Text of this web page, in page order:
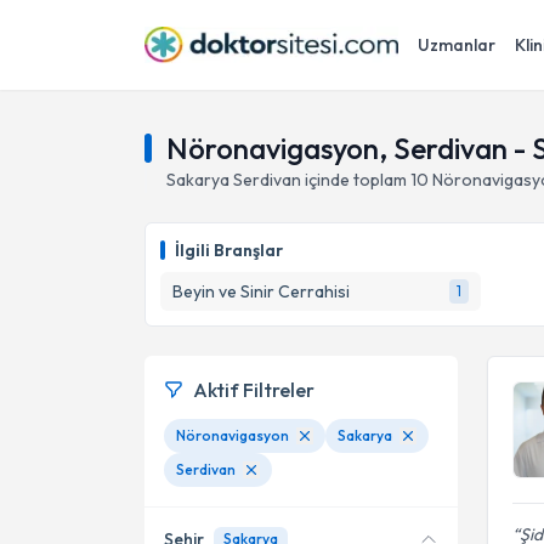
Uzmanlar
Nöronavigasyon, Serdivan -
Sakarya Serdivan içinde toplam 10
İlgili Branşlar
Beyin ve Sinir Cerrahisi
1
Aktif Filtreler
Nöronavigasyon
Sakarya
Serdivan
Şehir Sakarya